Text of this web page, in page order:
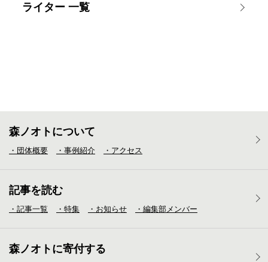
ライター 一覧
森ノオトについて
・団体概要 ・事例紹介 ・アクセス
記事を読む
・記事一覧 ・特集 ・お知らせ ・編集部メンバー
森ノオトに寄付する